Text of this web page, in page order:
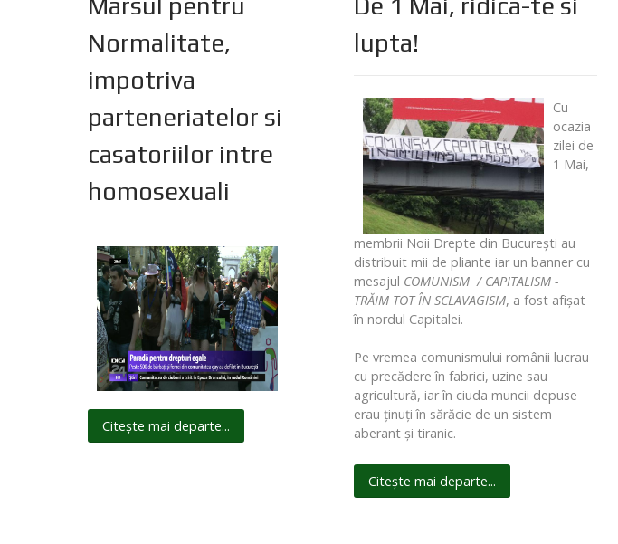
Normalitate,
impotriva
parteneriatelor si
casatoriilor intre
homosexuali
Citește mai departe...
lupta!
Cu
ocazia
zilei de
1 Mai,
membrii Noii Drepte din Bucureşti au
distribuit mii de pliante iar un banner cu
mesajul COMUNISM / CAPITALISM -
TRĂIM TOT ÎN SCLAVAGISM, a fost afişat
în nordul Capitalei.
Pe vremea comunismului românii lucrau
cu precădere în fabrici, uzine sau
agricultură, iar în ciuda muncii depuse
erau ţinuţi în sărăcie de un sistem
aberant şi tiranic.
Citește mai departe...